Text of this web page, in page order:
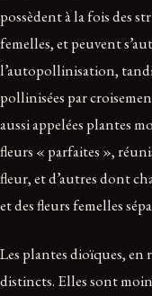
possèdent à la fois des
femelles, et peuvent
l’autopollinisation,
pollinisées par
aussi appelées plantes
fleurs « parfaites »,
fleur, et d’autres dont
et des fleurs femelles
Les plantes dioïques, en
distincts. Elles sont